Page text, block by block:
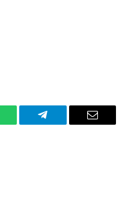
Telegram Email